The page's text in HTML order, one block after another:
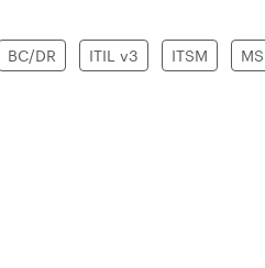
BC/DR ITIL v3 ITSM